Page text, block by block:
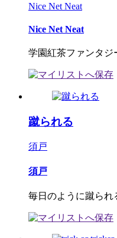
Nice Net Neat
Nice Net Neat
学園紅茶ファンタジ
蹴られる
須戸
須戸
毎日のように蹴られ